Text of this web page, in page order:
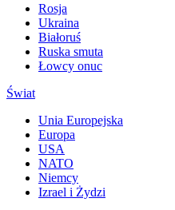
Rosja
Ukraina
Białoruś
Ruska smuta
Łowcy onuc
Świat
Unia Europejska
Europa
USA
NATO
Niemcy
Izrael i Żydzi